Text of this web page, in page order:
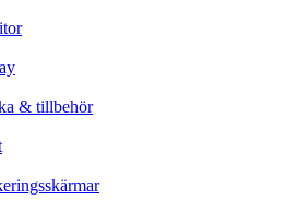
& tillbehör